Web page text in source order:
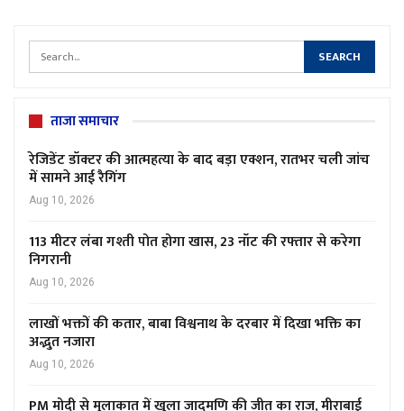
ताजा समाचार
रेजिडेंट डॉक्टर की आत्महत्या के बाद बड़ा एक्शन, रातभर चली जांच
में सामने आई रैगिंग
Aug 10, 2026
113 मीटर लंबा गश्ती पोत होगा खास, 23 नॉट की रफ्तार से करेगा
निगरानी
Aug 10, 2026
लाखों भक्तों की कतार, बाबा विश्वनाथ के दरबार में दिखा भक्ति का
अद्भुत नजारा
Aug 10, 2026
PM मोदी से मुलाकात में खुला जादुमणि की जीत का राज, मीराबाई